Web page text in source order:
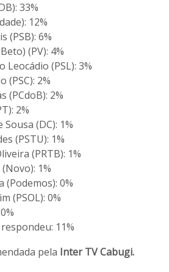
33%
12%
(PSB): 6%
(PV): 4%
Leocádio (PSL): 3%
(PSC): 2%
(PCdoB): 2%
2%
Sousa (DC): 1%
(PSTU): 1%
(PRTB): 1%
1%
0%
(PSOL): 0%
11%
pela Inter TV Cabugi.